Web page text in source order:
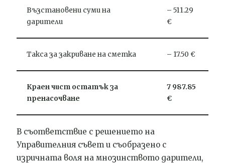
Възстановени суми на
дарители
– 511.29
€
Такса за закриване на сметка – 17.50 €
Краен чист остатък за
пренасочване
7 987.85
€
В съответствие с решението на
Управителния съвет и съобразено с
изричната воля на мнозинството дарители,